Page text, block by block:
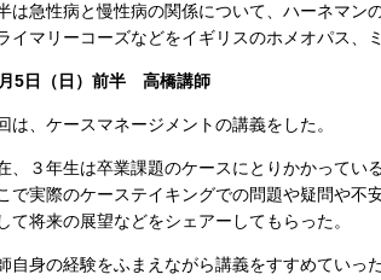
は急性病と慢性病の関係について、ハーネマン
イマリーコーズなどをイギリスのホメオパス、
5日（日）前半 高橋講師
は、ケースマネージメントの講義をした。
、３年生は卒業課題のケースにとりかかっている
で実際のケーステイキングでの問題や疑問や不安
て将来の展望などをシェアーしてもらった。
自身の経験をふまえながら講義をすすめていった